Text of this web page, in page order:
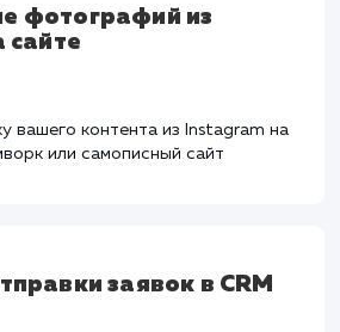
тяжелых ситуациях, когда
вашему ресурсу.
сайте